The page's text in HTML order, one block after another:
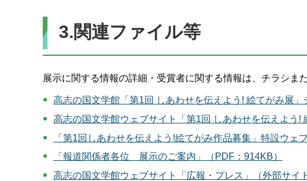
3.関連ファイル等
展示に関する情報の詳細・受賞者に関する情報は、チラシ
高志の国文学館「第1回 しあわせを伝えよう! 絵てがみ展
高志の国文学館ウェブサイト「第1回 しあわせを伝えよう!
「第1回しあわせを伝えよう!絵てがみ作品募集」特設ウェ
「報道関係者各位 展示のご案内」（PDF：914KB）
高志の国文学館ウェブサイト「広報・プレス」（外部サイ